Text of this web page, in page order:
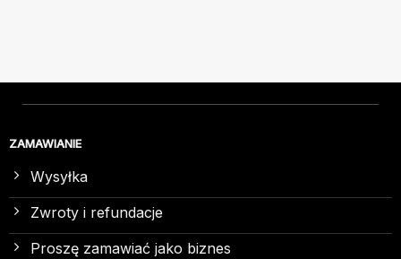
ZAMAWIANIE
Wysyłka
Zwroty i refundacje
Proszę zamawiać jako biznes